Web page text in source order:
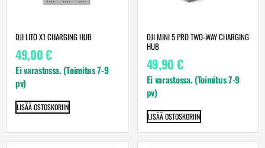
DJI LITO X1 CHARGING HUB
49,00€
Ei varastossa. (Toimitus 7-9
pv)
LISÄÄ OSTOSKORIIN
DJI MINI 5 PRO TWO-WAY CHARGING
HUB
49,90 €
Ei varastossa. (Toimitus 7-9
pv)
LISÄÄ OSTOSKORIIN